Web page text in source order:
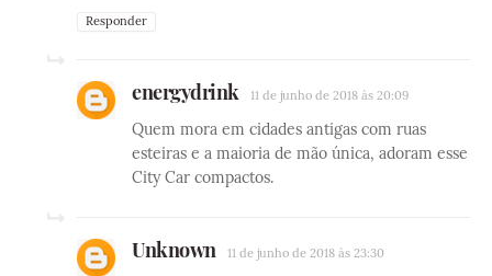
Responder
energydrink 11 de junho de 2018 às 20:09
Quem mora em cidades antigas com ruas
esteiras e a maioria de mão única, adoram esse
City Car compactos.
Unknown 11 de junho de 2018 às 23:30